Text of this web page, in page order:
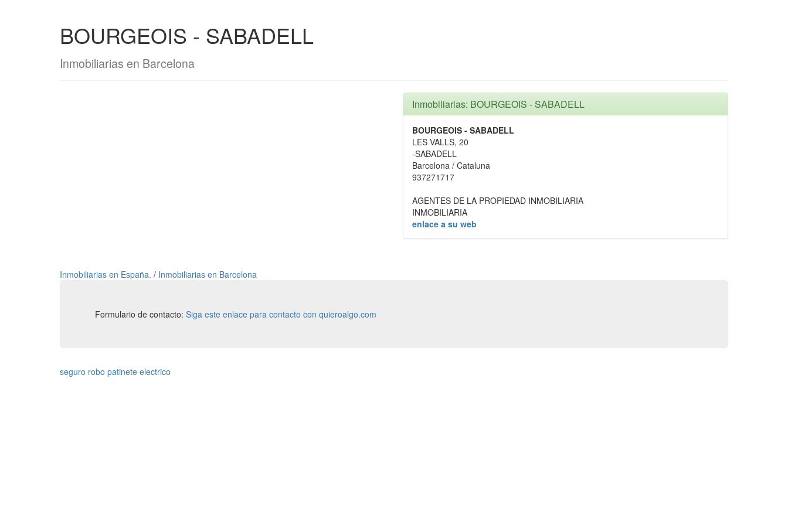
BOURGEOIS - SABADELL
Inmobiliarias en Barcelona
Inmobiliarias: BOURGEOIS - SABADELL
BOURGEOIS - SABADELL
LES VALLS, 20
-SABADELL
Barcelona / Cataluna
937271717
AGENTES DE LA PROPIEDAD INMOBILIARIA
INMOBILIARIA
enlace a su web
Inmobiliarias en España. / Inmobiliarias en Barcelona
Formulario de contacto: Siga este enlace para contacto con quieroalgo.com
seguro robo patinete electrico